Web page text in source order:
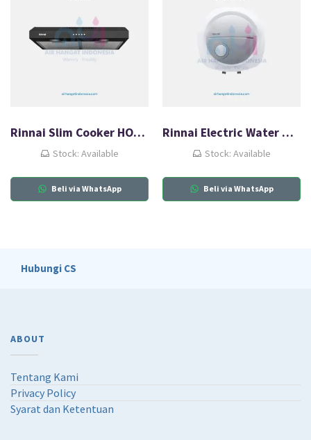
Rinnai Slim Cooker HOOD RH-126B
Stock: Available
Beli via WhatsApp
Rinnai Electric Water Heater RES-EH115
Stock: Available
Beli via WhatsApp
Hubungi CS
ABOUT
Tentang Kami
Privacy Policy
Syarat dan Ketentuan